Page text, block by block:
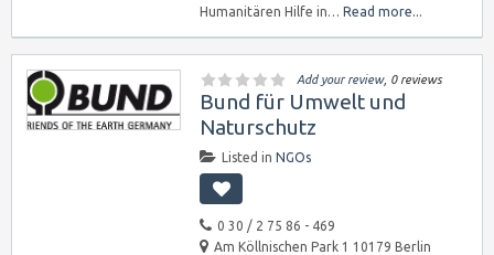
Humanitären Hilfe in… Read more...
Add your review, 0 reviews
Bund für Umwelt und
Naturschutz
Listed in NGOs
0 30 / 2 75 86 - 469
Am Köllnischen Park 1 10179 Berlin